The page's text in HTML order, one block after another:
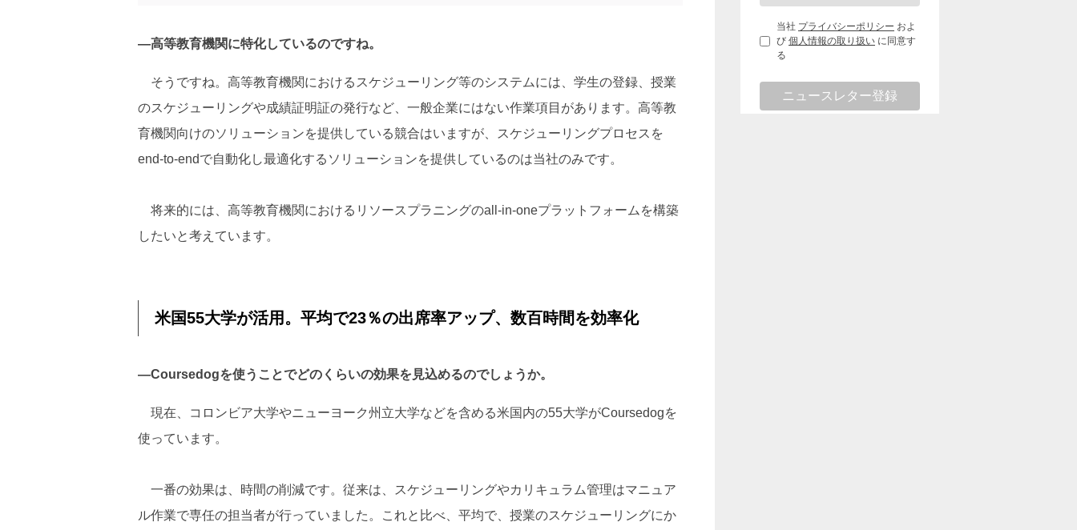
―高等教育機関に特化しているのですね。
そうですね。高等教育機関におけるスケジューリング等のシステムには、学生の登録、授業
のスケジューリングや成績証明証の発行など、一般企業にはない作業項目があります。高等教
育機関向けのソリューションを提供している競合はいますが、スケジューリングプロセスを
end-to-endで自動化し最適化するソリューションを提供しているのは当社のみです。
将来的には、高等教育機関におけるリソースプラニングのall-in-oneプラットフォームを構築
したいと考えています。
米国55大学が活用。平均で23％の出席率アップ、数百時間を効率化
―Coursedogを使うことでどのくらいの効果を見込めるのでしょうか。
現在、コロンビア大学やニューヨーク州立大学などを含める米国内の55大学がCoursedogを
使っています。
一番の効果は、時間の削減です。従来は、スケジューリングやカリキュラム管理はマニュア
ル作業で専任の担当者が行っていました。これと比べ、平均で、授業のスケジューリングにか
当社 プライバシーポリシー およ
び 個人情報の取り扱い に同意す
る